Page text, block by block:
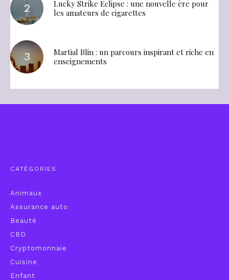
Lucky Strike Eclipse : une nouvelle ère pour
les amateurs de cigarettes
Martial Blin : un parcours inspirant et riche en
enseignements
CATÉGORIES
Animaux
Assurance auto
Beauté
CBD
Cryptomonnaie
Cuisine
Enfant